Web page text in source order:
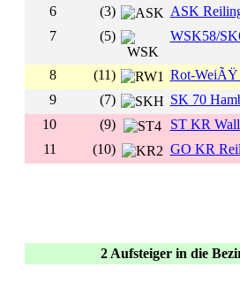
6
(3)
ASK
7
(5) WSK58/
8 (11)
Rot-WeiÃŸ
9
(7)
SK 70
10
(9)
ST KR
11
(10) GO KR
2 Aufsteiger in die